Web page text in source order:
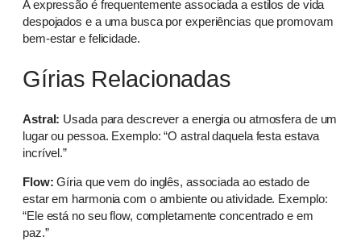
A expressão é frequentemente associada a estilos de vida
despojados e a uma busca por experiências que promovam
bem-estar e felicidade.
Gírias Relacionadas
Astral: Usada para descrever a energia ou atmosfera de um
lugar ou pessoa. Exemplo: “O astral daquela festa estava
incrível.”
Flow: Gíria que vem do inglês, associada ao estado de
estar em harmonia com o ambiente ou atividade. Exemplo:
“Ele está no seu flow, completamente concentrado e em
paz.”